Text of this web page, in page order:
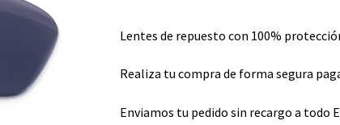
Lentes de repuesto con 100%
Realiza tu compra de forma segura
Enviamos tu pedido sin recargo a todo